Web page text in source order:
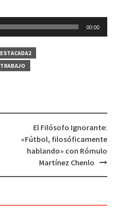
00:00
TRABAJO
El Filósofo Ignorante:
«Fútbol, filosóficamente
hablando» con Rómulo
Martínez Chenlo